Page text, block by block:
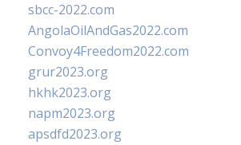
sbcc-2022.com
AngolaOilAndGas2022.com
Convoy4Freedom2022.com
grur2023.org
hkhk2023.org
napm2023.org
apsdfd2023.org